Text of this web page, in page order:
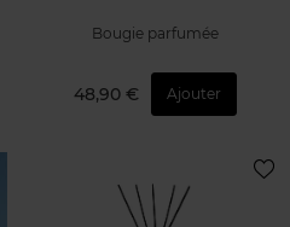
Bougie parfumée
48,90 € Ajouter